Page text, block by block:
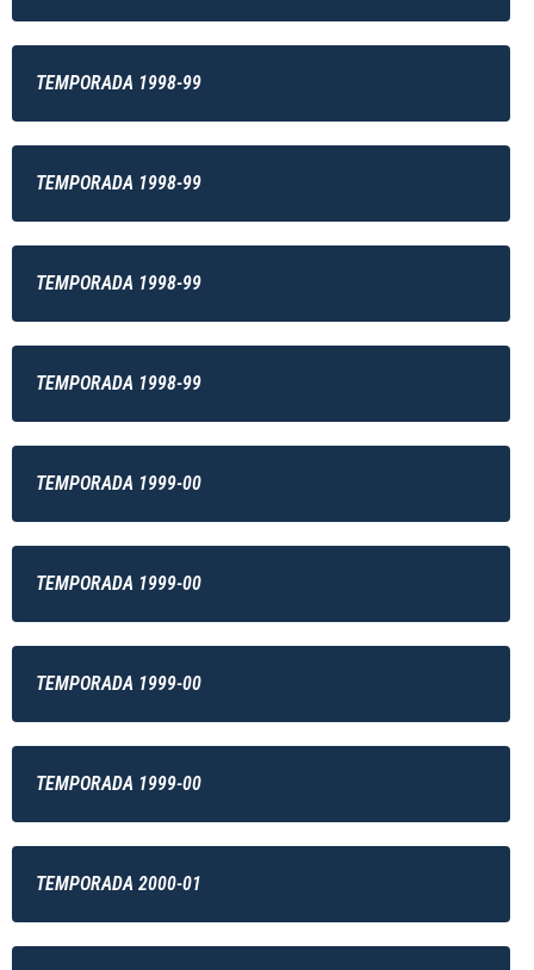
TEMPORADA 1998-99
TEMPORADA 1998-99
TEMPORADA 1998-99
TEMPORADA 1998-99
TEMPORADA 1999-00
TEMPORADA 1999-00
TEMPORADA 1999-00
TEMPORADA 1999-00
TEMPORADA 2000-01